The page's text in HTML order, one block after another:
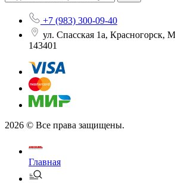
+7 (983) 300-09-40
ул. Спасская 1а, Красногорск,
143401
2026 © Все права защищены.
Главная